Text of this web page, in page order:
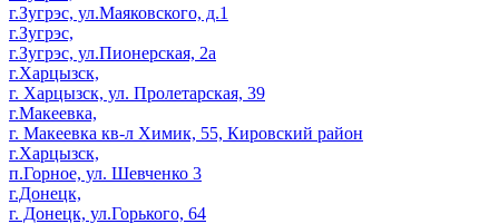
г.Зугрэс, ул.Маяковского, д.1
г.Зугрэс,
г.Зугрэс, ул.Пионерская, 2а
г.Харцызск,
г. Харцызск, ул. Пролетарская, 39
г.Макеевка,
г. Макеевка кв-л Химик, 55, Кировский район
г.Харцызск,
п.Горное, ул. Шевченко 3
г.Донецк,
г. Донецк, ул.Горького, 64